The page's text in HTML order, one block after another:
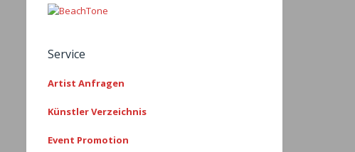
Service
Artist Anfragen
Künstler Verzeichnis
Event Promotion